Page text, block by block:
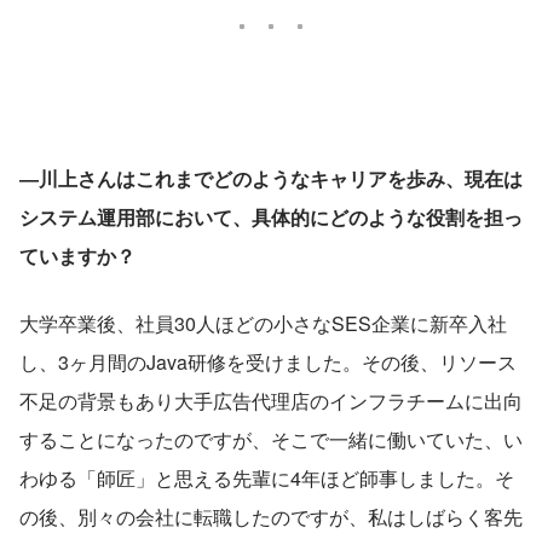
―川上さんはこれまでどのようなキャリアを歩み、現在は
システム運用部において、具体的にどのような役割を担っ
ていますか？
大学卒業後、社員30人ほどの小さなSES企業に新卒入社
し、3ヶ月間のJava研修を受けました。その後、リソース
不足の背景もあり大手広告代理店のインフラチームに出向
することになったのですが、そこで一緒に働いていた、い
わゆる「師匠」と思える先輩に4年ほど師事しました。そ
の後、別々の会社に転職したのですが、私はしばらく客先